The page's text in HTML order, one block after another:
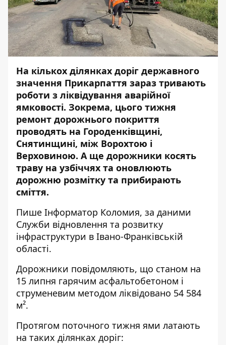
На кількох ділянках доріг державного
значення Прикарпаття зараз тривають
роботи з ліквідування аварійної
ямковості. Зокрема, цього тижня
ремонт дорожнього покриття
проводять на Городенківщині,
Снятинщині, між Ворохтою і
Верховиною. А ще дорожники косять
траву на узбіччях та оновлюють
дорожню розмітку та прибирають
сміття.
Пише Інформатор Коломия, за даними
Служби відновлення та розвитку
інфраструктури в Івано-Франківській
області.
Дорожники повідомляють, що станом на
15 липня гарячим асфальтобетоном і
струменевим методом ліквідовано 54 584
м².
Протягом поточного тижня ями латають
на таких ділянках доріг: